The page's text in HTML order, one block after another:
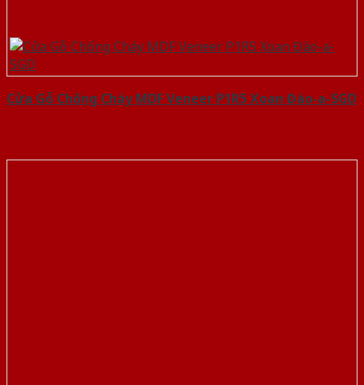
Cửa Gỗ Chống Cháy MDF Veneer P1R5 Xoan Đào-a-SGD